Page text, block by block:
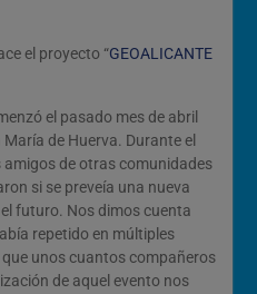
el proyecto “GEOALICANTE
el pasado mes de abril
María de Huerva. Durante el
de otras comunidades
si se preveía una nueva
futuro. Nos dimos cuenta
repetido en múltiples
unos cuantos compañeros
de aquel evento nos